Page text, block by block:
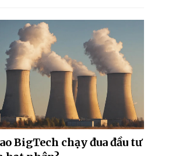
BigTech chạy đua đầu tư